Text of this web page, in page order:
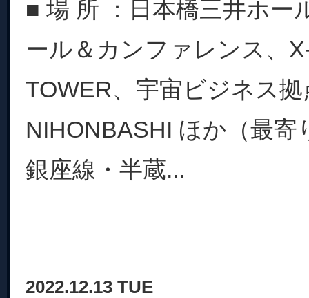
■ 場 所 ：日本橋三井ホー
ール＆カンファレンス、
TOWER、宇宙ビジネス拠
NIHONBASHI ほか（最寄
銀座線・半蔵...
2022.12.13 TUE